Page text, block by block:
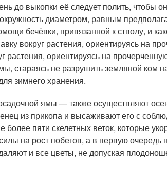
до выкопки её следует полить, чтобы
диаметром, равным
бечёвки, привязанной к стволу, и
вокруг растения, ориентируясь на
растения, ориентируясь на
стараясь не разрушить земляной ком
зимнего хранения.
ямы — также осуществляют
из прикопа и высаживают его с
более пяти скелетных веток, которые
на рост побегов, а в первую очередь
и все цветы, не допуская